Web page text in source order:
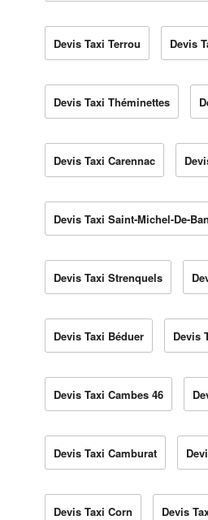
Devis Taxi Terrou Devis
Devis Taxi Théminettes
Devis Taxi Carennac
Devis Taxi Saint-Michel-De-
Devis Taxi Strenquels
Devis Taxi Béduer Devis
Devis Taxi Cambes 46
Devis Taxi Camburat
Devis Taxi Corn Devis